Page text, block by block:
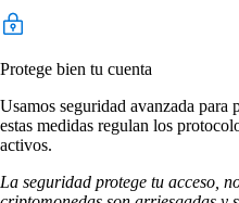
Protege bien tu cuenta
Usamos seguridad avanzada para
estas medidas regulan los
activos.
La seguridad protege tu acceso,